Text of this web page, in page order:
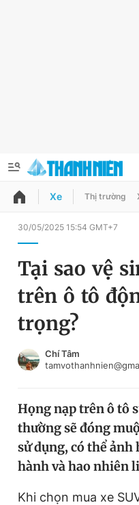
QUẢNG CÁO
Chuyên mục
Chuyên mục khác
Chào ngày mới
Video
Đổi mật khẩu
Tin đã lưu
Tin đã xem
Xe Thị trường
30/05/2025 15:54 GMT+7
Tại sao vệ
trên ô tô
trọng?
Chí Tâm
Họng nạp trên ô tô
thường sẽ đóng
sử dụng, có thể
hành và hao nhiên
Khi chọn mua xe